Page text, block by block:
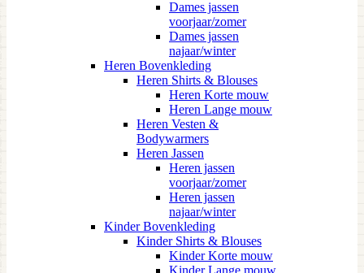
Dames jassen
voorjaar/zomer
Dames jassen
najaar/winter
Heren Bovenkleding
Heren Shirts & Blouses
Heren Korte mouw
Heren Lange mouw
Heren Vesten &
Bodywarmers
Heren Jassen
Heren jassen
voorjaar/zomer
Heren jassen
najaar/winter
Kinder Bovenkleding
Kinder Shirts & Blouses
Kinder Korte mouw